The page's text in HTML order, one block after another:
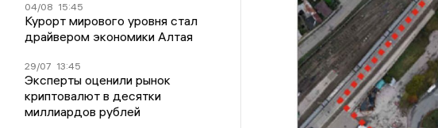
04/08 15:45
Курорт мирового уровня стал
драйвером экономики Алтая
29/07 13:45
Эксперты оценили рынок
криптовалют в десятки
миллиардов рублей